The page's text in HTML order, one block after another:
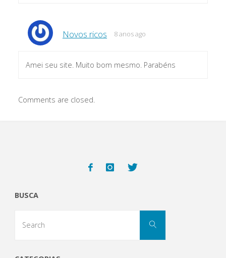
Novos ricos 8 anos ago
Amei seu site. Muito bom mesmo. Parabéns
Comments are closed.
BUSCA
Search